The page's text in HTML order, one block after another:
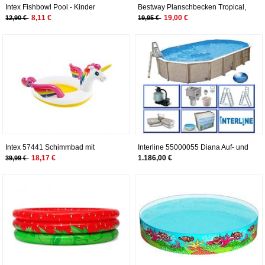
Intex Fishbowl Pool - Kinder
Aufstellpool - Planschbecken - Ø
12,90 € 8,11 €
Bestway Planschbecken Tropical,
150 x 53 cm
19,95 € 19,00 €
Intex 57441 Schimmbad mit
Fontäne Einhorn Planschbecken
39,99 € 18,17 €
Interline 55000055 Diana Auf- und
Erdeinbau Stahlwandpool 8,50m x
1.186,00 €